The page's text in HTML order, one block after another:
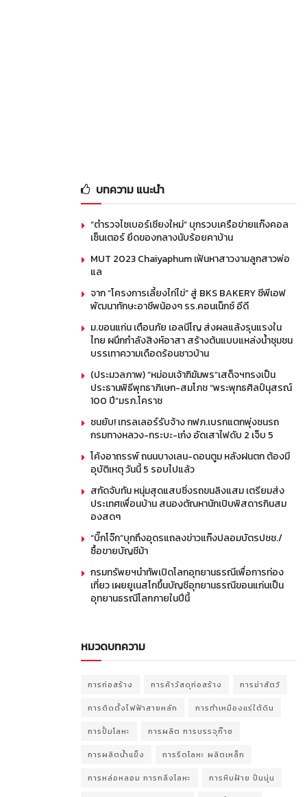
บทความ แนะนำ
“ตำรวจไซเบอร์เชียงใหม่” บุกรวบเครือข่ายแก๊งคอล
เซ็นเตอร์ ยึดของกลางนับร้อยคาบ้าน
MUT 2023 Chaiyaphum เฟ้นหาสาวงามลูกสาวพ่อ
แล
จาก “โครงการเลี้ยงไก่ไข่” สู่ BKS BAKERY ซีพีเอฟ
พัฒนาทักษะอาชีพน้องๆ รร.คอนเน็กซ์ อีดี
ม.ขอนแก่น เตือนภัย เอลนีโญ ส่งผลแล้งรุนแรงใน
ไทย ผนึกกำลังสิงห์อาสา สร้างต้นแบบแหล่งน้ำชุมชน
บรรเทาความเดือดร้อนชาวบ้าน
(ประมวลภาพ) “หม่อมเจ้าฑิฆัมพร”เสด็จฯทรงเป็น
ประธานพิธีพุทธาภิเษก-สมโภช “พระพุทธศิลป์นุสรณ์
100 ปี”มรภ.โคราช
ชนยับ! เทรลเลอร์รับจ้าง กฟภ.เบรกแตกพุ่งชนรถ
กรมทางหลวง-กระบะ-เก๋ง อัดเสาไฟดับ 2 เจ็บ 5
โค้งอาถรรพ์ ถนนบางเลน-ดอนตูม หลังฝนตก ต้องมี
อุบัติเหตุ วันนี้ 5 รอบไปแล้ว
สกัดจับทัน หนุ่มสุดแสบซิ่งรถขนลิงแสม เตรียมส่ง
ประเทศเพื่อนบ้าน สนองตัณหานักเปิบพิสดารกินสม
องสดๆ
“บิ๊กโจ๊ก”บุกถึงอุดรแถลงข่าวแก๊งปลอมบัตรปชช./
ซื้อขายบัญชีม้า
กรมทรัพยฯนำทัพเปิดโลกอุทยานธรณีเพื่อการท่อง
เที่ยว เผยยูเนสโกขึ้นบัญชีอุทยานธรณีขอนแก่นเป็น
อุทยานธรณีโลกภายในปีนี้
หมวดบทความ
การก่อสร้าง การค้าวัสดุก่อสร้าง การฆ่าสัตว์
การติดตั้งไฟฟ้าสายหลัก การทำเหมืองแร่ใต้ดิน
การปั้มโลหะ การผลิต การบรรจุก๊าซ
การผลิตน้ำแข็ง การรีดโลหะ ผลิตเหล็ก
การหล่อหลอม การกลึงโลหะ การหีบฝ้าย ปั่นนุ่น